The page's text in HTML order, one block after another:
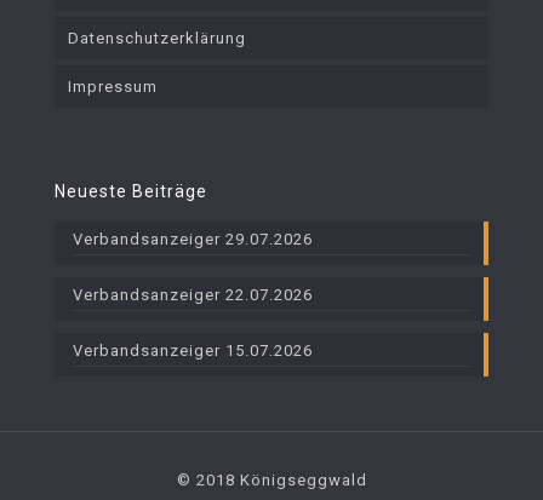
Datenschutzerklärung
Impressum
Neueste Beiträge
Verbandsanzeiger 29.07.2026
Verbandsanzeiger 22.07.2026
Verbandsanzeiger 15.07.2026
© 2018 Königseggwald